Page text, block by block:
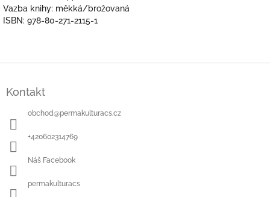
Vazba knihy: měkká/brožovaná
ISBN: 978-80-271-2115-1
Kontakt
obchod@permakulturacs.cz
+420602314769
Náš Facebook
permakulturacs